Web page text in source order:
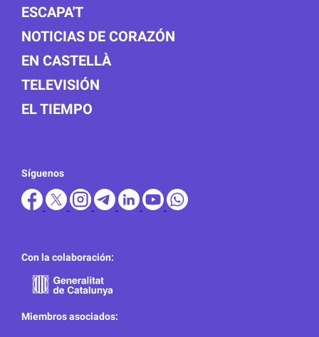
ESCAPA'T
NOTICIAS DE CORAZÓN
EN CASTELLÀ
TELEVISIÓN
EL TIEMPO
Síguenos
Con la colaboración:
Miembros asociados: